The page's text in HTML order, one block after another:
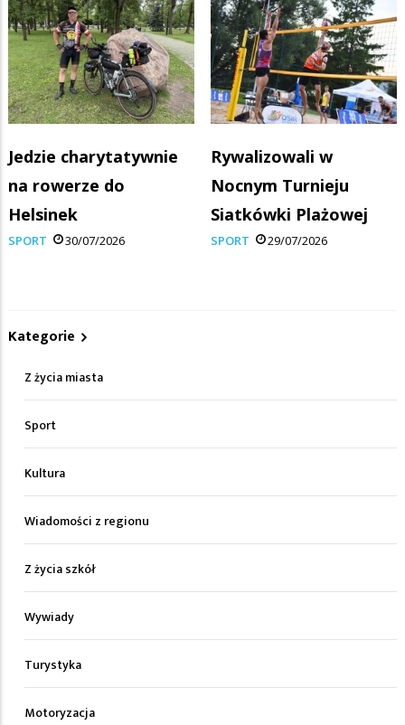
Jedzie charytatywnie
na rowerze do
Helsinek
SPORT 30/07/2026
Rywalizowali w
Nocnym Turnieju
Siatkówki Plażowej
SPORT 29/07/2026
Kategorie
Z życia miasta
Sport
Kultura
Wiadomości z regionu
Z życia szkół
Wywiady
Turystyka
Motoryzacja